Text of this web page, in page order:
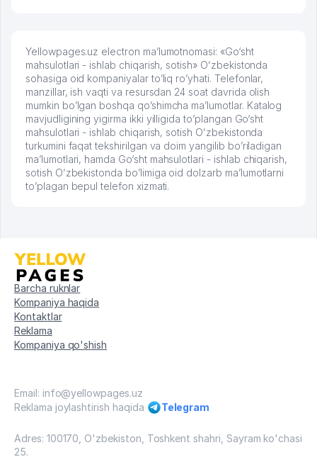
Yellowpages.uz electron ma’lumotnomasi: «Go‘sht
mahsulotlari - ishlab chiqarish, sotish» Oʻzbekistonda
sohasiga oid kompaniyalar to’liq ro’yhati. Telefonlar,
manzillar, ish vaqti va resursdan 24 soat davrida olish
mumkin bo’lgan boshqa qo’shimcha ma’lumotlar. Katalog
mavjudligining yigirma ikki yilligida to’plangan Go‘sht
mahsulotlari - ishlab chiqarish, sotish Oʻzbekistonda
turkumini faqat tekshirilgan va doim yangilib bo’riladigan
ma’lumotlari, hamda Go‘sht mahsulotlari - ishlab chiqarish,
sotish Oʻzbekistonda bo’limiga oid dolzarb ma’lumotlarni
to’plagan bepul telefon xizmati.
Barcha ruknlar
Kompaniya haqida
Kontaktlar
Reklama
Kompaniya qo'shish
Email: info@yellowpages.uz
Reklama joylashtirish haqida
Telegram
Adres: 100170, O'zbekiston, Toshkent shahri, Sayram ko'chasi
25.